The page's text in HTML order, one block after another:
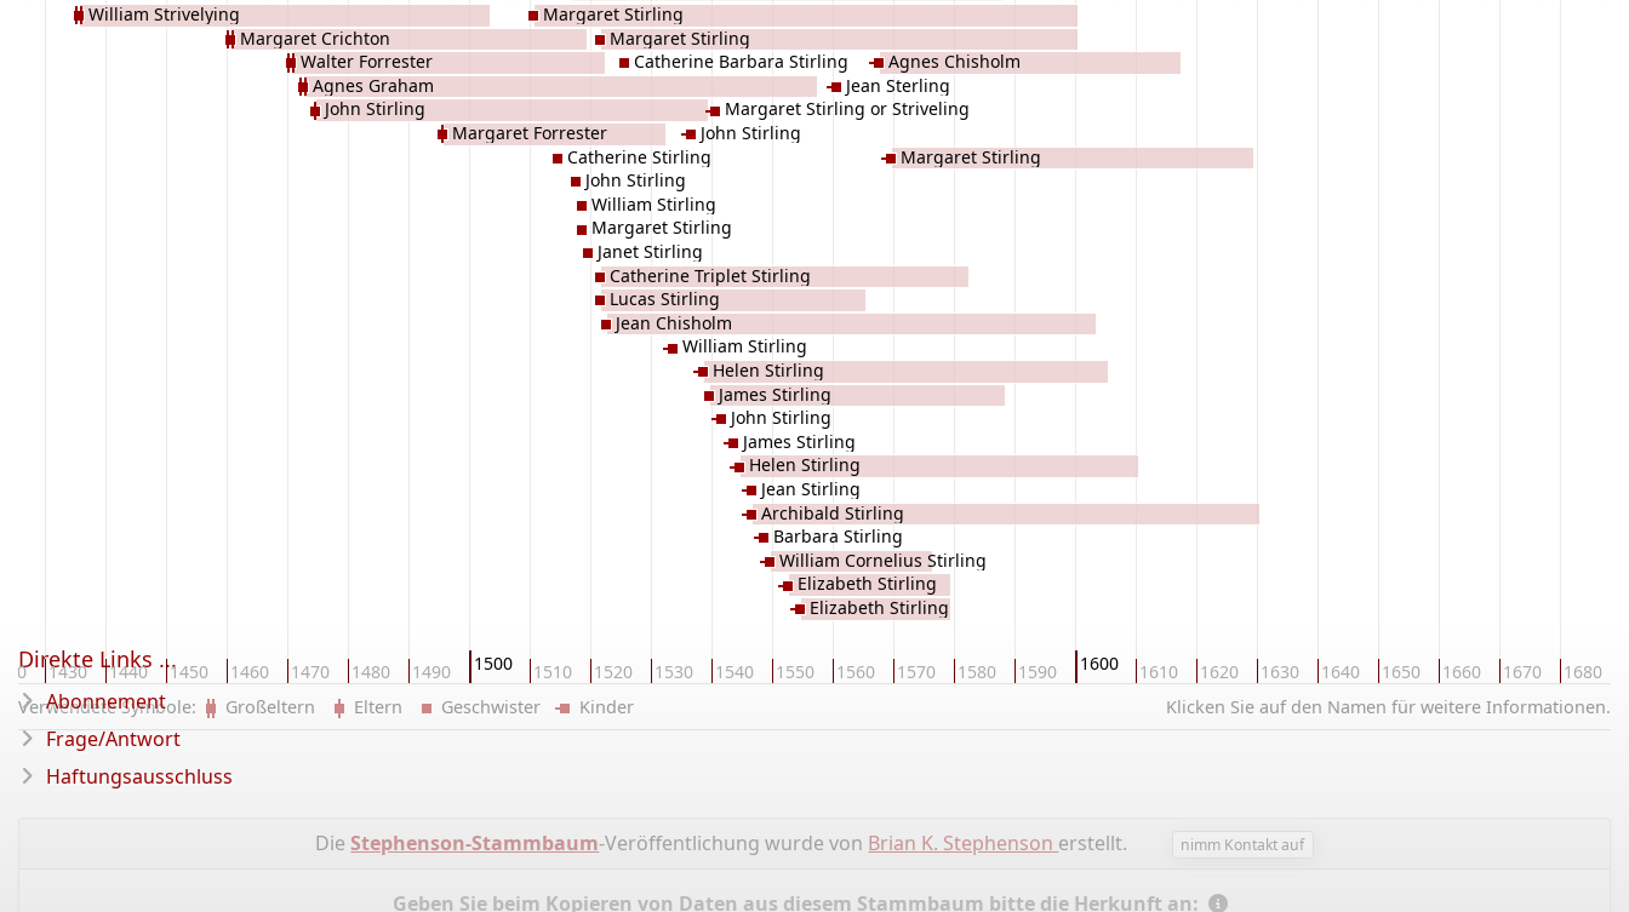
1430 1440 1450 1460 1470 1480 1490 1500 1510 1520 1530 1540 1550 1560 1570 1580 1590 1600 1610 1620 1630 1640 1650 1660 1670 1680
William Strivelying
Margaret Crichton
Walter Forrester
Agnes Graham
John Stirling
Margaret Forrester
Margaret Stirling
Catherine Stirling
John Stirling
William Stirling
Margaret Stirling
Janet Stirling
Margaret Stirling
Catherine Triplet Stirling
Lucas Stirling
Jean Chisholm
Catherine Barbara Stirling
William Stirling
John Stirling
Helen Stirling
James Stirling
Margaret Stirling or Striveling
John Stirling
James Stirling
Helen Stirling
Jean Stirling
Archibald Stirling
Barbara Stirling
William Cornelius Stirling
Elizabeth Stirling
Elizabeth Stirling
Jean Sterling
Agnes Chisholm
Margaret Stirling
Klicken Sie auf den Namen für weitere Informationen.
Verwendete Symbole: Großeltern Eltern Geschwister Kinder
DieStephenson-Stammbaum-Veröffentlichung wurde von Brian K. Stephenson erstellt. nimm Kontakt auf
Geben Sie beim Kopieren von Daten aus diesem Stammbaum bitte die Herkunft an:
Direkte Links ...
Abonnement
Frage/Antwort
Haftungsausschluss